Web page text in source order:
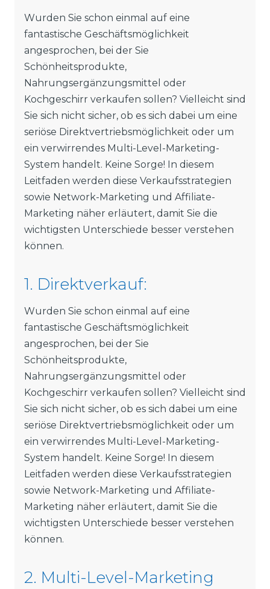
Wurden Sie schon einmal auf eine
fantastische Geschäftsmöglichkeit
angesprochen, bei der Sie
Schönheitsprodukte,
Nahrungsergänzungsmittel oder
Kochgeschirr verkaufen sollen? Vielleicht sind
Sie sich nicht sicher, ob es sich dabei um eine
seriöse Direktvertriebsmöglichkeit oder um
ein verwirrendes Multi-Level-Marketing-
System handelt. Keine Sorge! In diesem
Leitfaden werden diese Verkaufsstrategien
sowie Network-Marketing und Affiliate-
Marketing näher erläutert, damit Sie die
wichtigsten Unterschiede besser verstehen
können.
1. Direktverkauf:
Wurden Sie schon einmal auf eine
fantastische Geschäftsmöglichkeit
angesprochen, bei der Sie
Schönheitsprodukte,
Nahrungsergänzungsmittel oder
Kochgeschirr verkaufen sollen? Vielleicht sind
Sie sich nicht sicher, ob es sich dabei um eine
seriöse Direktvertriebsmöglichkeit oder um
ein verwirrendes Multi-Level-Marketing-
System handelt. Keine Sorge! In diesem
Leitfaden werden diese Verkaufsstrategien
sowie Network-Marketing und Affiliate-
Marketing näher erläutert, damit Sie die
wichtigsten Unterschiede besser verstehen
können.
2. Multi-Level-Marketing